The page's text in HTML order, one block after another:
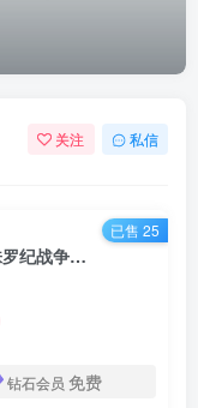
关注 私信
2023年抖音最新最火爆弹幕互动游戏–侏罗纪战争【软件+开播教程+起号教程+兔费对接报白+0粉兔费开通直播权限】
钻石会员 免费
已售 25